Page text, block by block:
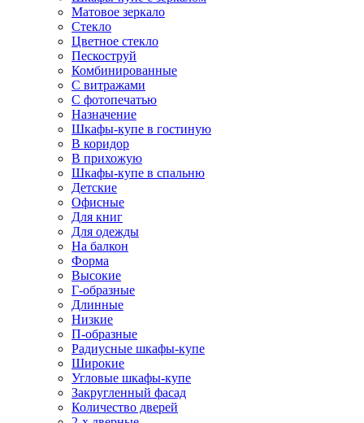
Матовое зеркало
Стекло
Цветное стекло
Пескоструй
Комбинированные
С витражами
С фотопечатью
Назначение
Шкафы-купе в гостиную
В коридор
В прихожую
Шкафы-купе в спальню
Детские
Офисные
Для книг
Для одежды
На балкон
Форма
Высокие
Г-образные
Длинные
Низкие
П-образные
Радиусные шкафы-купе
Широкие
Угловые шкафы-купе
Закругленный фасад
Количество дверей